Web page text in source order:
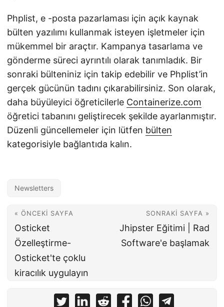
Phplist, e -posta pazarlaması için açık kaynak
bülten yazılımı kullanmak isteyen işletmeler için
mükemmel bir araçtır. Kampanya tasarlama ve
gönderme süreci ayrıntılı olarak tanımladık. Bir
sonraki bülteniniz için takip edebilir ve Phplist’in
gerçek gücünün tadını çıkarabilirsiniz. Son olarak,
daha büyüleyici öğreticilerle Containerize.com
öğretici tabanını geliştirecek şekilde ayarlanmıştır.
Düzenli güncellemeler için lütfen bülten
kategorisiyle bağlantıda kalın.
Newsletters
« ÖNCEKI SAYFA
Osticket
Özelleştirme-
Osticket'te çoklu
kiracılık uygulayın
SONRAKI SAYFA »
Jhipster Eğitimi | Rad
Software'e başlamak